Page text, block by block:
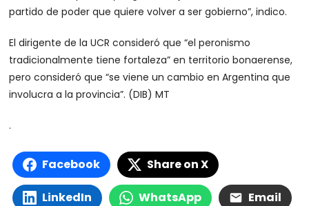
partido de poder que quiere volver a ser gobierno”, indico.
El dirigente de la UCR consideró que “el peronismo
tradicionalmente tiene fortaleza” en territorio bonaerense,
pero consideró que “se viene un cambio en Argentina que
involucra a la provincia”. (DIB) MT
.
Facebook Share on X
LinkedIn WhatsApp Email